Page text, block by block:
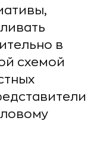
в
схемой